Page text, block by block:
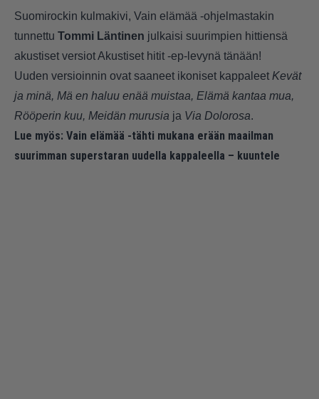
Suomirockin kulmakivi, Vain elämää -ohjelmastakin
tunnettu Tommi Läntinen julkaisi suurimpien hittiensä
akustiset versiot Akustiset hitit -ep-levynä tänään!
Uuden versioinnin ovat saaneet ikoniset kappaleet Kevät
ja minä, Mä en haluu enää muistaa, Elämä kantaa mua,
Rööperin kuu, Meidän murusia ja Via Dolorosa.
Lue myös: Vain elämää -tähti mukana erään maailman
suurimman superstaran uudella kappaleella – kuuntele